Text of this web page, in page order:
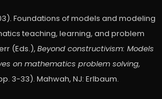
Foundations of models and modeling
teaching, learning, and problem
(Eds.), Beyond constructivism: Models
on mathematics problem solving,
3-33). Mahwah, NJ: Erlbaum.